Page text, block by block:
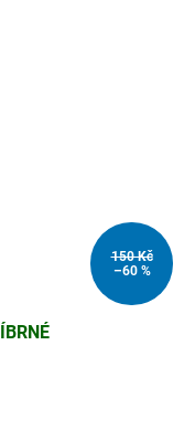
150 Kč
–60 %